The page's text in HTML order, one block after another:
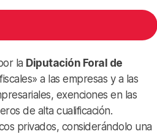
la Diputación Foral de
a las empresas y a las
exenciones en las
de alta cualificación.
privados, considerándolo una